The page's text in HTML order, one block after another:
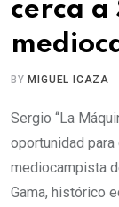
cerca a
BY MIGUEL ICAZA
Sergio “La
oportunidad para
mediocampista
Gama, histórico